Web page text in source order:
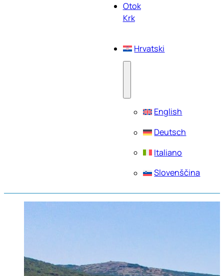
Otok
Krk
Hrvatski
English
Deutsch
Italiano
Slovenščina